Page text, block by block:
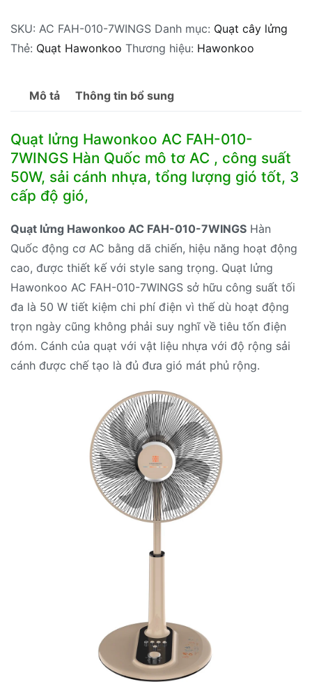
AC
FAH-
7WINGS
số
lượng
SKU: AC FAH-010-7WINGS Danh mục: Quạt cây lửng
Thẻ: Quạt Hawonkoo Thương hiệu: Hawonkoo
Mô tả Thông tin bổ sung
Quạt lửng Hawonkoo AC FAH-010-
7WINGS Hàn Quốc mô tơ AC , công suất
50W, sải cánh nhựa, tổng lượng gió tốt, 3
cấp độ gió,
Quạt lửng Hawonkoo AC FAH-010-7WINGS Hàn
Quốc động cơ AC bằng dã chiến, hiệu năng hoạt động
cao, được thiết kế với style sang trọng. Quạt lửng
Hawonkoo AC FAH-010-7WINGS sở hữu công suất tối
đa là 50 W tiết kiệm chi phí điện vì thế dù hoạt động
trọn ngày cũng không phải suy nghĩ về tiêu tốn điện
đóm. Cánh của quạt với vật liệu nhựa với độ rộng sải
cánh được chế tạo là đủ đưa gió mát phủ rộng.